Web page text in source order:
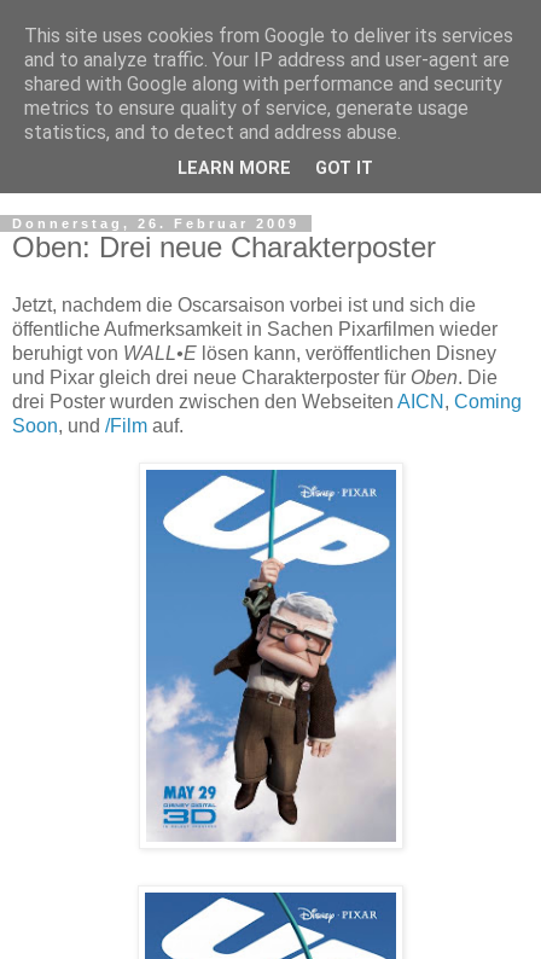
Donnerstag, 26. Februar 2009
Oben: Drei neue Charakterposter
Jetzt, nachdem die Oscarsaison vorbei ist und sich die
öffentliche Aufmerksamkeit in Sachen Pixarfilmen wieder
beruhigt von WALL•E lösen kann, veröffentlichen Disney
und Pixar gleich drei neue Charakterposter für Oben. Die
drei Poster wurden zwischen den Webseiten AICN , Coming
Soon, und /Film auf.
This site uses cookies from Google to deliver its services
and to analyze traffic. Your IP address and user-agent are
shared with Google along with performance and security
metrics to ensure quality of service, generate usage
statistics, and to detect and address abuse.
LEARN MORE GOT IT